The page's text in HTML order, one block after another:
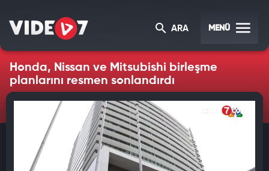
ARA MENÜ
Honda, Nissan ve Mitsubishi birleşme
planlarını resmen sonlandırdı